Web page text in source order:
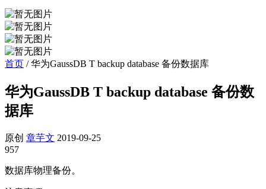
首页 /华为GaussDB T backup database 备份数据库
华为GaussDB T backup database 备份数
据库
原创 章芋文 2019-09-25
957
数据库物理备份。